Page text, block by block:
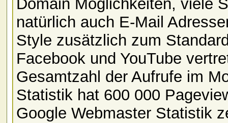
Domain Möglichkeiten, viele
natürlich auch E-Mail
Style zusätzlich zum
Facebook und YouTube
Gesamtzahl der Aufrufe im
Statistik hat 600 000
Google Webmaster Statistik